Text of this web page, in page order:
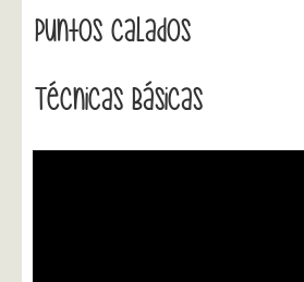
Puntos Calados
Técnicas Básicas